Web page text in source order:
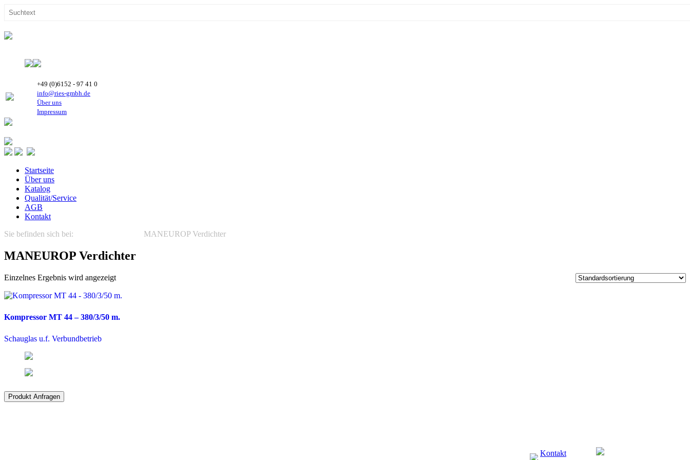
+49 (0)6152 - 97 41 0
info@ries-gmbh.de
Über uns
Impressum
Startseite
Über uns
Katalog
Qualität/Service
AGB
Kontakt
Sie befinden sich bei:
MANEUROP Verdichter
MANEUROP Verdichter
Einzelnes Ergebnis wird angezeigt
Kompressor MT 44 – 380/3/50 m.
Schauglas u.f. Verbundbetrieb
Produkt Anfragen
Kontakt